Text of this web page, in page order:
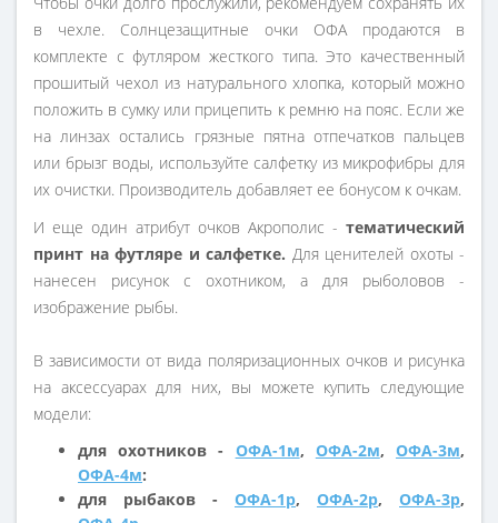
в чехле. Солнцезащитные очки ОФА продаются в
комплекте с футляром жесткого типа. Это качественный
прошитый чехол из натурального хлопка, который можно
положить в сумку или прицепить к ремню на пояс. Если же
на линзах остались грязные пятна отпечатков пальцев
или брызг воды, используйте салфетку из микрофибры для
их очистки. Производитель добавляет ее бонусом к очкам.
И еще один атрибут очков Акрополис - тематический
принт на футляре и салфетке. Для ценителей охоты -
нанесен рисунок с охотником, а для рыболовов -
изображение рыбы.
В зависимости от вида поляризационных очков и рисунка
на аксессуарах для них, вы можете купить следующие
модели:
для охотников - ОФА-1м, ОФА-2м,ОФА-3м,
ОФА-4м:
для рыбаков - ОФА-1р, ОФА-2р, ОФА-3р,